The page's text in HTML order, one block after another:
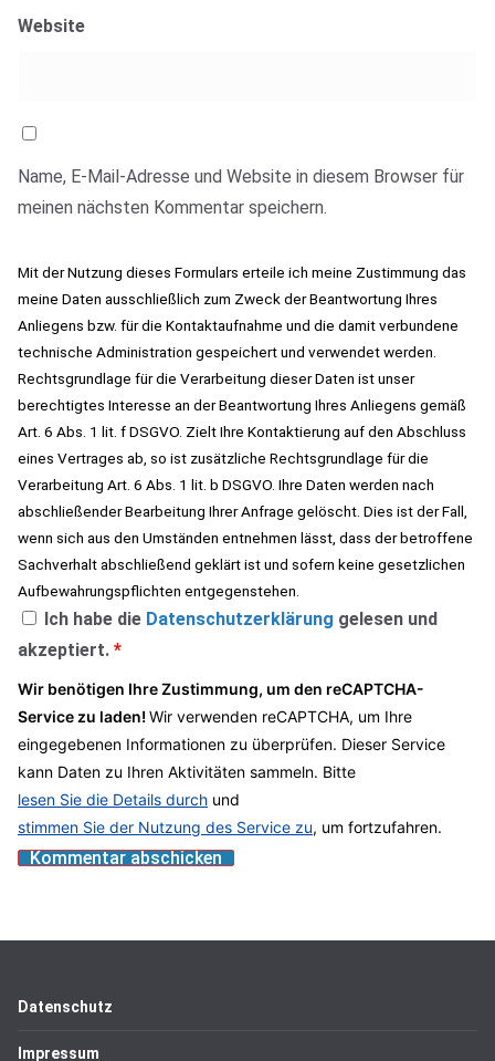
Website
Name, E-Mail-Adresse und Website in diesem Browser für
meinen nächsten Kommentar speichern.
Mit der Nutzung dieses Formulars erteile ich meine Zustimmung das
meine Daten ausschließlich zum Zweck der Beantwortung Ihres
Anliegens bzw. für die Kontaktaufnahme und die damit verbundene
technische Administration gespeichert und verwendet werden.
Rechtsgrundlage für die Verarbeitung dieser Daten ist unser
berechtigtes Interesse an der Beantwortung Ihres Anliegens gemäß
Art. 6 Abs. 1 lit. f DSGVO. Zielt Ihre Kontaktierung auf den Abschluss
eines Vertrages ab, so ist zusätzliche Rechtsgrundlage für die
Verarbeitung Art. 6 Abs. 1 lit. b DSGVO. Ihre Daten werden nach
abschließender Bearbeitung Ihrer Anfrage gelöscht. Dies ist der Fall,
wenn sich aus den Umständen entnehmen lässt, dass der betroffene
Sachverhalt abschließend geklärt ist und sofern keine gesetzlichen
Aufbewahrungspflichten entgegenstehen.
Ich habe die Datenschutzerklärung gelesen und
akzeptiert. *
Wir benötigen Ihre Zustimmung, um den reCAPTCHA-
Service zu laden!Wir verwenden reCAPTCHA, um Ihre
eingegebenen Informationen zu überprüfen. Dieser Service
kann Daten zu Ihren Aktivitäten sammeln. Bitte
lesen Sie die Details durch und
stimmen Sie der Nutzung des Service zu, um fortzufahren.
Datenschutz
Impressum